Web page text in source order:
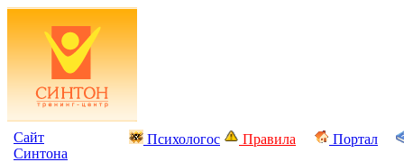
Сайт
Синтона
Психологос Правила Портал